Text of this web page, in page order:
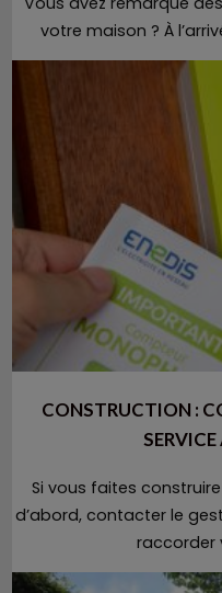
votre maison ? À
CONSTRUCTION :
SERVICE
Si vous faites
d’abord, contacter le
raccorder